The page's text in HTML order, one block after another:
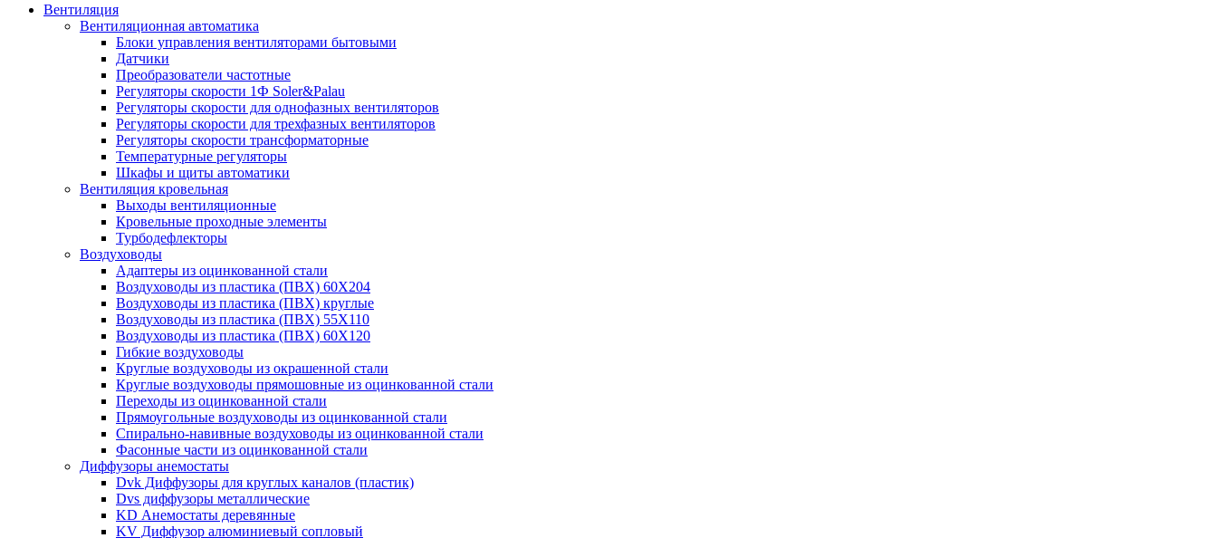
Вентиляция
Вентиляционная автоматика
Блоки управления вентиляторами бытовыми
Датчики
Преобразователи частотные
Регуляторы скорости 1Ф Soler&Palau
Регуляторы скорости для однофазных вентиляторов
Регуляторы скорости для трехфазных вентиляторов
Регуляторы скорости трансформаторные
Температурные регуляторы
Шкафы и щиты автоматики
Вентиляция кровельная
Выходы вентиляционные
Кровельные проходные элементы
Турбодефлекторы
Воздуховоды
Адаптеры из оцинкованной стали
Воздуховоды из пластика (ПВХ) 60Х204
Воздуховоды из пластика (ПВХ) круглые
Воздуховоды из пластика (ПВХ) 55Х110
Воздуховоды из пластика (ПВХ) 60Х120
Гибкие воздуховоды
Круглые воздуховоды из окрашенной стали
Круглые воздуховоды прямошовные из оцинкованной стали
Переходы из оцинкованной стали
Прямоугольные воздуховоды из оцинкованной стали
Спирально-навивные воздуховоды из оцинкованной стали
Фасонные части из оцинкованной стали
Диффузоры анемостаты
Dvk Диффузоры для круглых каналов (пластик)
Dvs диффузоры металлические
KD Анемостаты деревянные
KV Диффузор алюминиевый сопловый